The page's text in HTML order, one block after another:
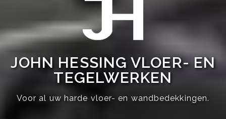
JOHN HESSING VLOER- EN
TEGELWERKEN
Voor al uw harde vloer- en wandbedekkingen.